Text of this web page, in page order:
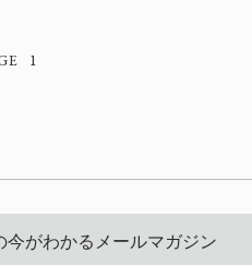
1
今がわかるメールマガジン